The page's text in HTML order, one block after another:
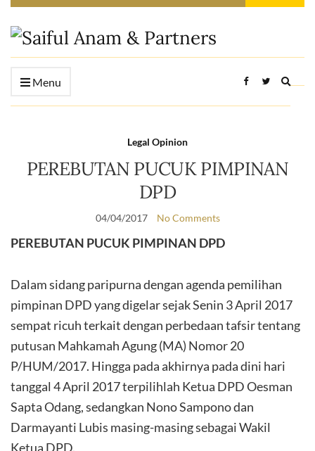
Menu
form
Legal Opinion
PEREBUTAN PUCUK PIMPINAN
DPD
04/04/2017 No Comments
PEREBUTAN PUCUK PIMPINAN DPD
Dalam sidang paripurna dengan agenda pemilihan
pimpinan DPD yang digelar sejak Senin 3 April 2017
sempat ricuh terkait dengan perbedaan tafsir tentang
putusan Mahkamah Agung (MA) Nomor 20
P/HUM/2017. Hingga pada akhirnya pada dini hari
tanggal 4 April 2017 terpilihlah Ketua DPD Oesman
Sapta Odang, sedangkan Nono Sampono dan
Darmayanti Lubis masing-masing sebagai Wakil
Ketua DPD.